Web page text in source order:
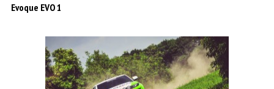
Evoque EVO 1